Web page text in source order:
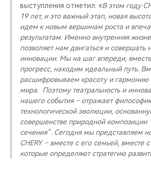
выступления отметил: «В этом году
19 лет, и это важный этап, новая
идем к новым вершинам роста и
результатам. Именно внутренняя
позволяет нам двигаться и совершать
инновации. Мы на шаг впереди,
прогресс, находим идеальный путь.
расшифровываем красоту и
мира. Поэтому театральность и
нашего события – отражает
технологической эволюции,
совершенстве природной композиции
сечения”. Сегодня мы представляем
CHERY – вместе с его семьей, вместе
которые определяют стратегию